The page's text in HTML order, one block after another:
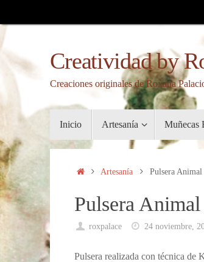
al
Creatividad by
Creaciones originales de Roxana
contenido
Inicio Artesanía Muñecas
InicioArtesanía Pulsera
Pulsera
roxpalace 24 noviembre,
Pulsera realizada con técnica de